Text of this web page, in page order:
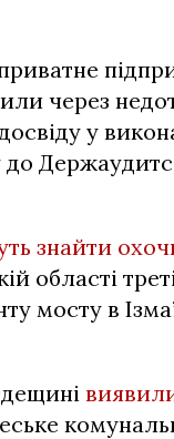
через
у
до
знайти
області
мосту в